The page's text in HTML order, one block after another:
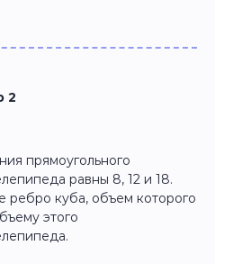
2
прямоугольного
равны 8, 12 и 18.
ребро куба, объем которого
этого